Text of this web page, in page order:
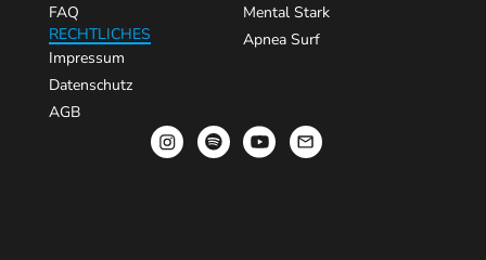
Mental Stark
Apnea Surf
FAQ
RECHTLICHES
Impressum
Datenschutz
AGB